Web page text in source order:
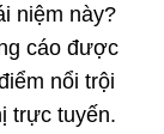
niệm này?
cáo được
nổi trội
trực tuyến.